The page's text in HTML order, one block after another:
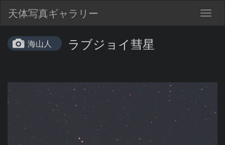
天体写真ギャラリー
海山人 ラブジョイ彗星